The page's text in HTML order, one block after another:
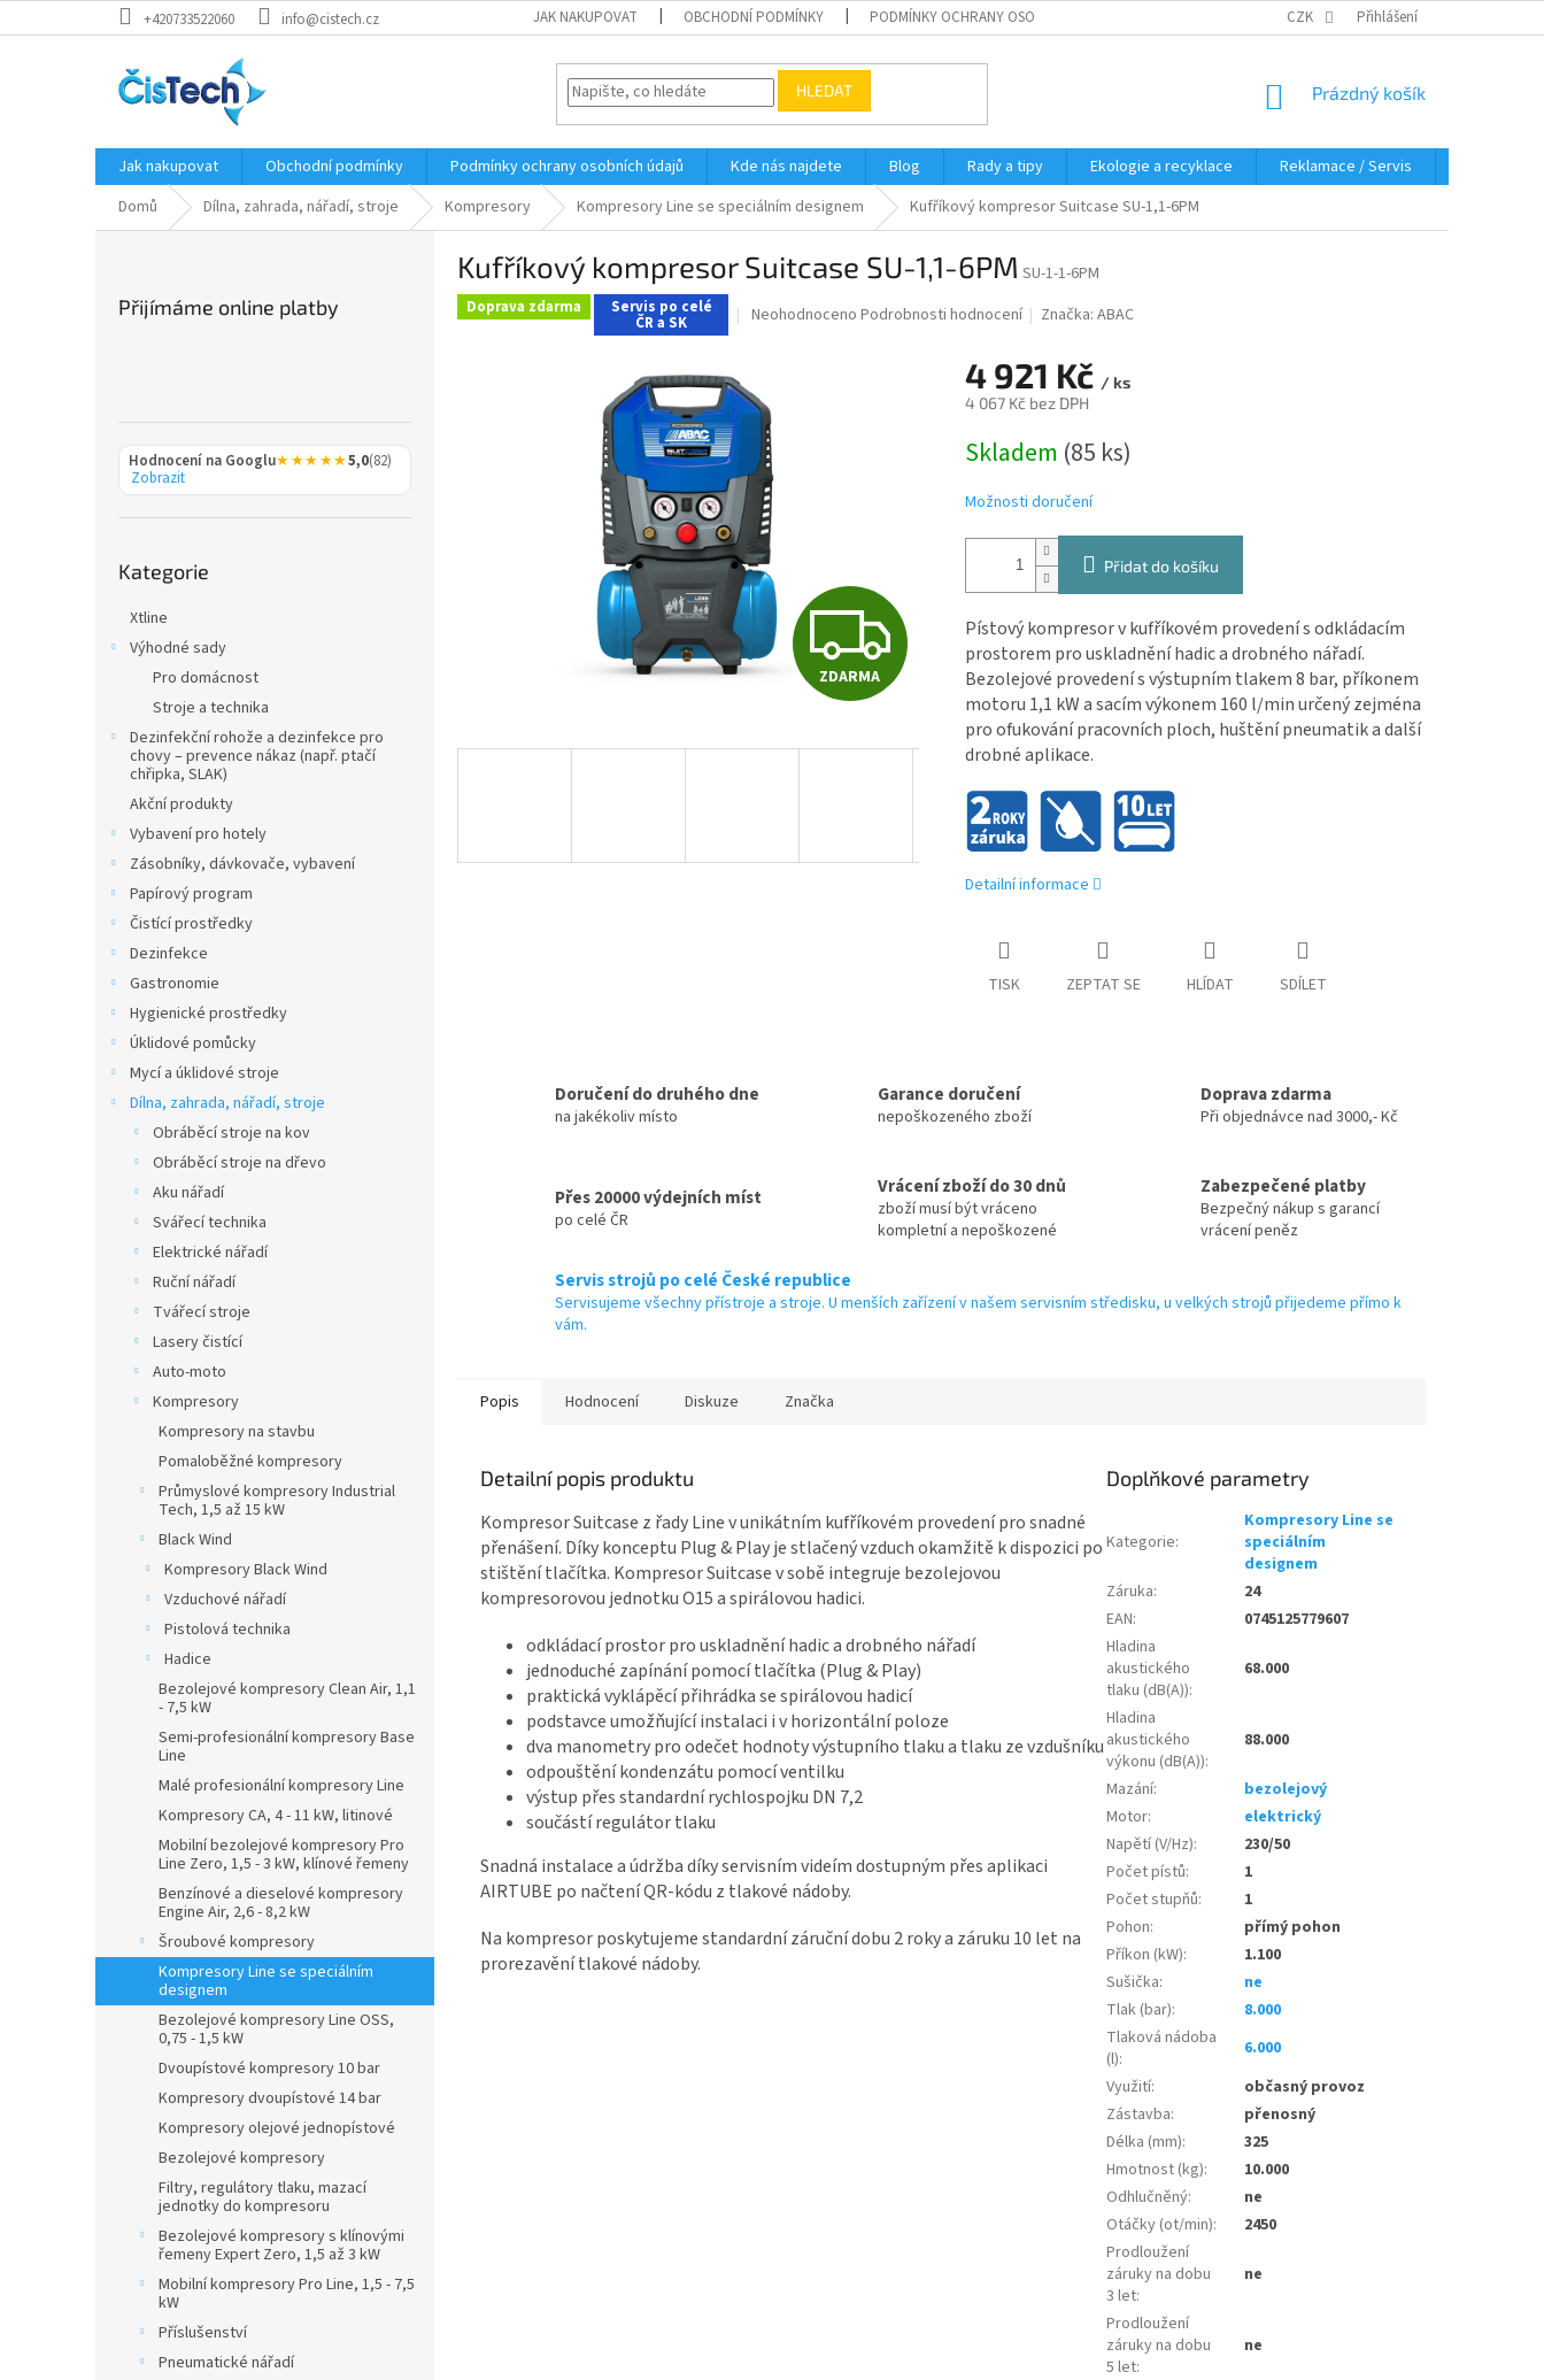
na
+420733522060 info@cistech.cz JAK NAKUPOVAT OBCHODNÍ PODMÍNKY PODMÍNKY OCHRANY OSOBNÍCH ÚDAJŮ CZK Přihlášení
HLEDAT
NÁKUPNÍ
Prázdný košík
Jak nakupovat Obchodní podmínky Podmínky ochrany osobních údajů Kde nás najdete Blog Rady a tipy Ekologie a recyklace Reklamace / Servis
Domů
Dílna, zahrada, nářadí, stroje Kompresory Kompresory Line se speciálním designem Kufříkový kompresor Suitcase SU-1,1-6PM
Přijímáme online platby
Hodnocení na Googlu★★★★★5,0(82)
Zobrazit
kategorie
Kategorie
Xtline
Výhodné sady
Pro domácnost
Stroje a technika
Dezinfekční rohože a dezinfekce pro
chovy – prevence nákaz (např. ptačí
chřipka, SLAK)
Akční produkty
Vybavení pro hotely
Zásobníky, dávkovače, vybavení
Papírový program
Čistící prostředky
Dezinfekce
Gastronomie
Hygienické prostředky
Úklidové pomůcky
Mycí a úklidové stroje
Dílna, zahrada, nářadí, stroje
Obráběcí stroje na kov
Obráběcí stroje na dřevo
Aku nářadí
Svářecí technika
Elektrické nářadí
Ruční nářadí
Tvářecí stroje
Lasery čistící
Auto-moto
Kompresory
Kompresory na stavbu
Pomaloběžné kompresory
Průmyslové kompresory Industrial
Tech, 1,5 až 15 kW
Black Wind
Kompresory Black Wind
Vzduchové nářadí
Pistolová technika
Hadice
Bezolejové kompresory Clean Air, 1,1
- 7,5 kW
Semi-profesionální kompresory Base
Line
Malé profesionální kompresory Line
Kompresory CA, 4 - 11 kW, litinové
Mobilní bezolejové kompresory Pro
Line Zero, 1,5 - 3 kW, klínové řemeny
Benzínové a dieselové kompresory
Engine Air, 2,6 - 8,2 kW
Šroubové kompresory
Kompresory Line se speciálním
designem
Bezolejové kompresory Line OSS,
0,75 - 1,5 kW
Dvoupístové kompresory 10 bar
Kompresory dvoupístové 14 bar
Kompresory olejové jednopístové
Bezolejové kompresory
Filtry, regulátory tlaku, mazací
jednotky do kompresoru
Bezolejové kompresory s klínovými
řemeny Expert Zero, 1,5 až 3 kW
Mobilní kompresory Pro Line, 1,5 - 7,5
kW
Příslušenství
Pneumatické nářadí
Kufříkový kompresor Suitcase SU-1,1-6PM SU-1-1-6PM
Doprava zdarma Servis po celé
ČR a SK
Průměrné
0,0
hvězdiček.
Neohodnoceno Podrobnosti hodnocení Značka:ABAC
Z
D
R
ZDARMA
4 921 Kč / ks
4 067 Kč bez DPH
cena:
Skladem (85 ks)
Možnosti doručení
Přidat do košíku
Pístový kompresor v kufříkovém provedení s odkládacím
prostorem pro uskladnění hadic a drobného nářadí.
Bezolejové provedení s výstupním tlakem 8 bar, příkonem
motoru 1,1 kW a sacím výkonem 160 l/min určený zejména
pro ofukování pracovních ploch, huštění pneumatik a další
drobné aplikace.
Detailní informace
TISK ZEPTAT SE HLÍDAT SDÍLET
Doručení do druhého dne
na jakékoliv místo
Garance doručení
nepoškozeného zboží
Doprava zdarma
Při objednávce nad 3000,- Kč
Přes 20000 výdejních míst
po celé ČR
Vrácení zboží do 30 dnů
zboží musí být vráceno
kompletní a nepoškozené
Zabezpečené platby
Bezpečný nákup s garancí
vrácení peněz
Servis strojů po celé České republice
Servisujeme všechny přístroje a stroje. U menších zařízení v našem servisním středisku, u velkých strojů přijedeme přímo k
vám.
Popis Hodnocení Diskuze Značka
Detailní popis produktu
Kompresor Suitcase z řady Line v unikátním kufříkovém provedení pro snadné
přenášení. Díky konceptu Plug & Play je stlačený vzduch okamžitě k dispozici po
stištění tlačítka. Kompresor Suitcase v sobě integruje bezolejovou
kompresorovou jednotku O15 a spirálovou hadici.
odkládací prostor pro uskladnění hadic a drobného nářadí
jednoduché zapínání pomocí tlačítka (Plug & Play)
praktická vyklápěcí přihrádka se spirálovou hadicí
podstavce umožňující instalaci i v horizontální poloze
dva manometry pro odečet hodnoty výstupního tlaku a tlaku ze vzdušníku
odpouštění kondenzátu pomocí ventilku
výstup přes standardní rychlospojku DN 7,2
součástí regulátor tlaku
Snadná instalace a údržba díky servisním videím dostupným přes aplikaci
AIRTUBE po načtení QR-kódu z tlakové nádoby.
Na kompresor poskytujeme standardní záruční dobu 2 roky a záruku 10 let na
prorezavění tlakové nádoby.
Doplňkové parametry
Kategorie:
Kompresory Line se
speciálním
designem
Záruka:
24
EAN:
0745125779607
Hladina
akustického
tlaku (dB(A)):
68.000
Hladina
akustického
výkonu (dB(A)):
88.000
Mazání:
bezolejový
Motor:
elektrický
Napětí (V/Hz):
230/50
Počet pístů:
1
Počet stupňů:
1
Pohon:
přímý pohon
Příkon (kW):
1.100
Sušička:
ne
Tlak (bar):
8.000
Tlaková nádoba
(l):
6.000
Využití:
občasný provoz
Zástavba:
přenosný
Délka (mm):
325
Hmotnost (kg):
10.000
Odhlučněný:
ne
Otáčky (ot/min):
2450
Prodloužení
záruky na dobu
3 let:
ne
Prodloužení
záruky na dobu
5 let:
ne